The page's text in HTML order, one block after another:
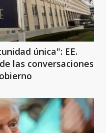
única": EE.
las conversaciones